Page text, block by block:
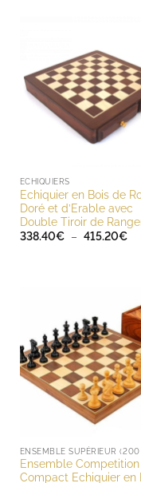
ECHIQUIERS
Echiquier en Bois de
Doré et d’Erable avec
Double Tiroir de
338.40€ – 415.20€
Ensemble Competition
Compact Echiquier en